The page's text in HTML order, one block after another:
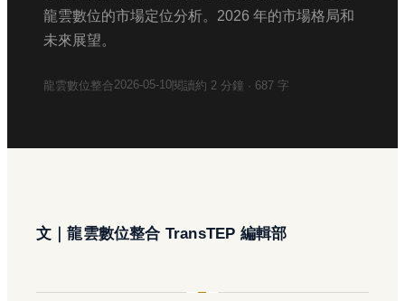
龍雲數位的市場定位分析。2026 年的市場格局和
未來展望。
龍雲數位整合2026-05-10閱讀約 2 分鐘 · 687 字
文｜龍雲數位整合 TransTEP 編輯部